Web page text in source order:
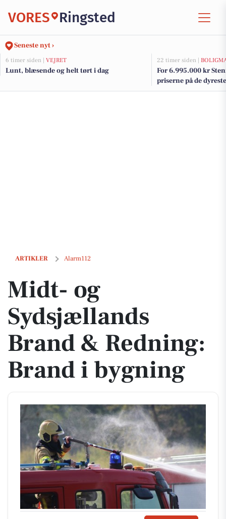
VORES Ringsted
Seneste nyt ›
6 timer siden | VEJRET
Lunt, blæsende og helt tørt i dag
22 timer siden |
For 6.995.000 kr
priserne på de
Ringsted
ARTIKLER Alarm112
Midt- og Sydsjællands Brand & Redning: Brand i bygning
Midt- og
Sydsjællands
Brand & Redning:
Brand i bygning